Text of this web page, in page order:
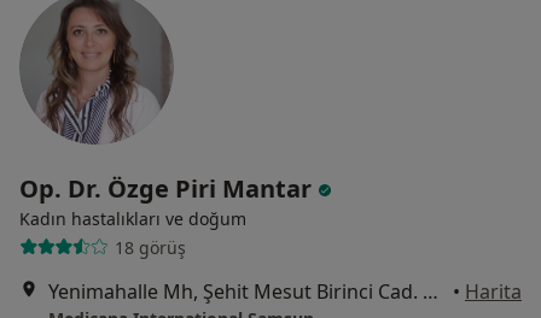
Op. Dr. Özge Piri Mantar
Kadın hastalıkları ve doğum
18 görüş
Yenimahalle Mh, Şehit Mesut Birinci Cad. No:85, Canik • Harita